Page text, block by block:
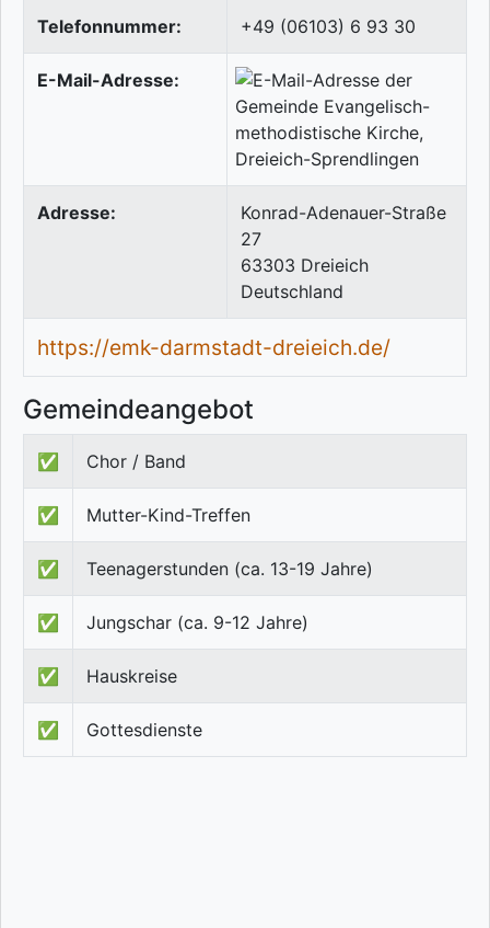
Telefonnummer: +49 (06103) 6 93 30
E-Mail-Adresse:
Adresse:
Konrad-Adenauer-Straße
27
63303 Dreieich
Deutschland
https://emk-darmstadt-dreieich.de/
Gemeindeangebot
✅ Chor / Band
✅ Mutter-Kind-Treffen
✅ Teenagerstunden (ca. 13-19 Jahre)
✅ Jungschar (ca. 9-12 Jahre)
✅ Hauskreise
✅ Gottesdienste